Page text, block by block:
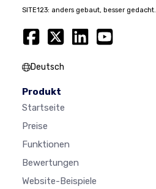
SITE123: anders gebaut, besser gedacht.
Deutsch
Produkt
Startseite
Preise
Funktionen
Bewertungen
Website-Beispiele